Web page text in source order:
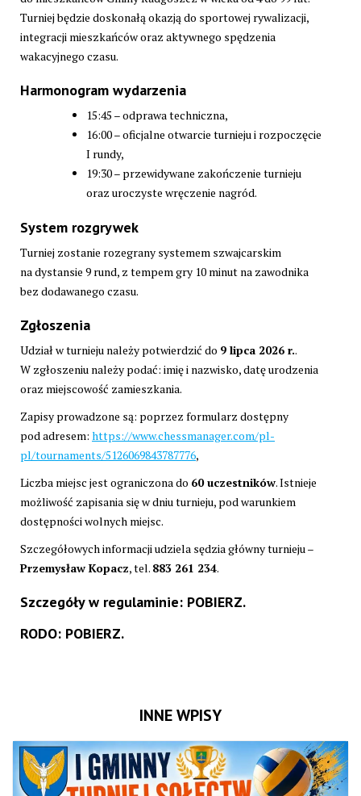
Turniej będzie doskonałą okazją do sportowej rywalizacji,
integracji mieszkańców oraz aktywnego spędzenia
wakacyjnego czasu.
Harmonogram wydarzenia
15:45 – odprawa techniczna,
16:00 – oficjalne otwarcie turnieju i rozpoczęcie
I rundy,
19:30 – przewidywane zakończenie turnieju
oraz uroczyste wręczenie nagród.
System rozgrywek
Turniej zostanie rozegrany systemem szwajcarskim
na dystansie 9 rund, z tempem gry 10 minut na zawodnika
bez dodawanego czasu.
Zgłoszenia
Udział w turnieju należy potwierdzić do 9 lipca 2026 r..
W zgłoszeniu należy podać: imię i nazwisko, datę urodzenia
oraz miejscowość zamieszkania.
Zapisy prowadzone są: poprzez formularz dostępny
pod adresem: https://www.chessmanager.com/pl-
pl/tournaments/5126069843787776,
Liczba miejsc jest ograniczona do 60 uczestników. Istnieje
możliwość zapisania się w dniu turnieju, pod warunkiem
dostępności wolnych miejsc.
Szczegółowych informacji udziela sędzia główny turnieju –
Przemysław Kopacz, tel. 883 261 234.
Szczegóły w regulaminie: POBIERZ.
RODO: POBIERZ.
INNE WPISY